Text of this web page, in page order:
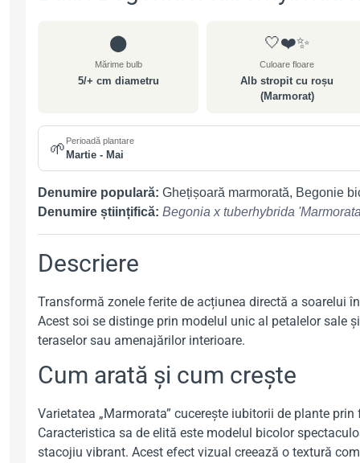
⬤
Mărime bulb
5/+ cm diametru
🤍❤️✨
Culoare floare
Alb stropit cu roșu
(Marmorat)
🌱 Perioadă plantare
Martie - Mai
Denumire populară: Ghețișoară marmorată, Begonie
Denumire științifică: Begonia x tuberhybrida
Descriere
Transformă zonele ferite de acțiunea directă a soarelui
Acest soi se distinge prin modelul unic al petalelor sale
teraselor sau amenajărilor interioare.
Cum arată și cum crește
Varietatea „Marmorata” cucerește iubitorii de plante
Caracteristica sa de elită este modelul bicolor
stacojiu vibrant. Acest efect vizual creează o textură